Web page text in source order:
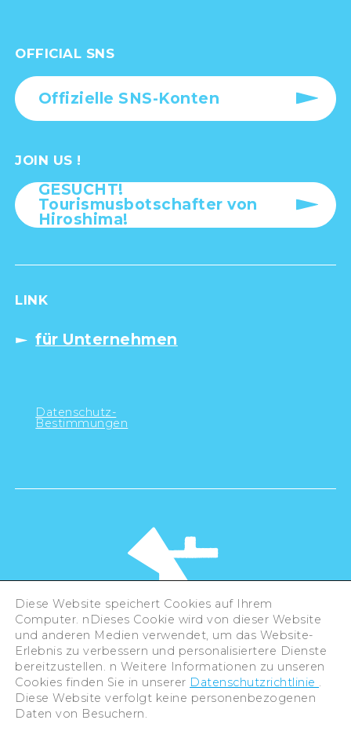
OFFICIAL SNS
Offizielle SNS-Konten
JOIN US !
GESUCHT!
Tourismusbotschafter von
Hiroshima!
LINK
für Unternehmen
Datenschutz-
Bestimmungen
©Hiroshima Tourism Association /
Hiroshima Prefecture / Hiroshima City .
All rights reserved
Diese Website speichert Cookies auf Ihrem
Computer. nDieses Cookie wird von dieser Website
und anderen Medien verwendet, um das Website-
Erlebnis zu verbessern und personalisiertere Dienste
bereitzustellen. n Weitere Informationen zu unseren
Cookies finden Sie in unserer Datenschutzrichtlinie .
Diese Website verfolgt keine personenbezogenen
Daten von Besuchern.